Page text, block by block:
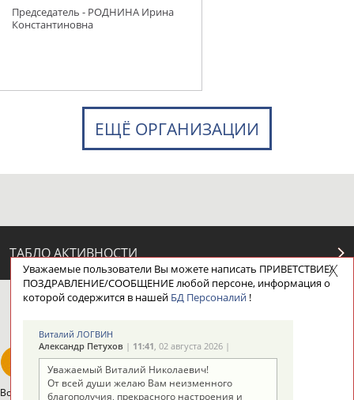
Председатель - РОДНИНА Ирина
Константиновна
ЕЩЁ ОРГАНИЗАЦИИ
ТАБЛО АКТИВНОСТИ
ЦЕЛИ ПРОЕКТА НАШИ КНОПКИ
Вопросы сотрудничества и совместной деятельности
Уважаемые пользователи Вы можете написать ПРИВЕТСТВИЕ/
ПОЗДРАВЛЕНИЕ/СООБЩЕНИЕ любой персоне, информация о
которой содержится в нашей БД Персоналий!
Виталий ЛОГВИН
Александр Петухов| 11:41, 02 августа 2026 |
Уважаемый Виталий Николаевич!
От всей души желаю Вам неизменного
благополучия, прекрасного настроения и